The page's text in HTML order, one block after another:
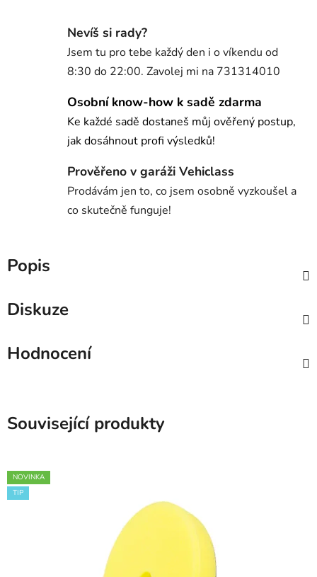
Nevíš si rady?
Jsem tu pro tebe každý den i o víkendu od
8:30 do 22:00. Zavolej mi na 731314010
Osobní know-how k sadě zdarma
Ke každé sadě dostaneš můj ověřený postup,
jak dosáhnout profi výsledků!
Prověřeno v garáži Vehiclass
Prodávám jen to, co jsem osobně vyzkoušel a
co skutečně funguje!
Popis
Diskuze
Hodnocení
Související produkty
NOVINKA
TIP